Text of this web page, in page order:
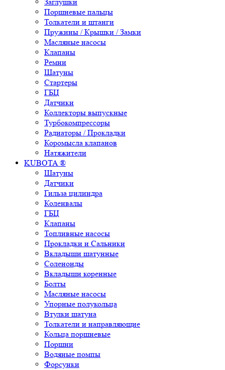
Поршневые пальцы
Толкатели и штанги
Пружины / Крышки / Замки
Масляные насосы
Клапаны
Ремни
Шатуны
Стартеры
ГБЦ
Датчики
Коллекторы выпускные
Турбокомпрессоры
Радиаторы / Прокладки
Коромысла клапанов
Натяжители
KUBOTA ®
Шатуны
Датчики
Гильза цилиндра
Коленвалы
ГБЦ
Клапаны
Топливные насосы
Прокладки и Сальники
Вкладыши шатунные
Соленоиды
Вкладыши коренные
Болты
Масляные насосы
Упорные полукольца
Втулки шатуна
Толкатели и направляющие
Кольца поршневые
Поршни
Водяные помпы
Форсунки